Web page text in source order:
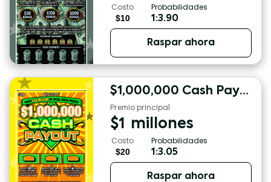
Costo
$10
Probabilidades
1:3.90
Raspar ahora
$1,000,000 Cash Payout
Premio principal
$1 millones
Costo
$20
Probabilidades
1:3.05
Raspar ahora